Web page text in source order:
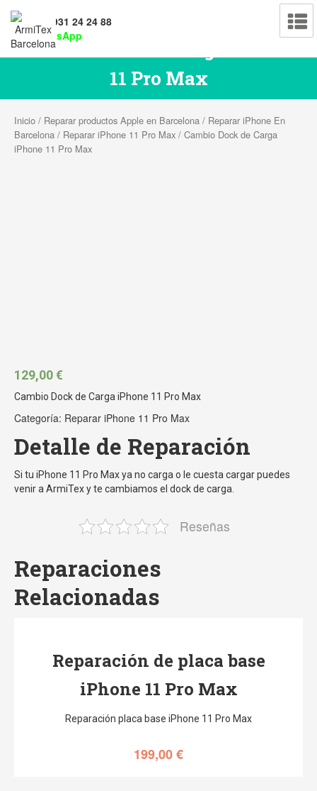
Tel: 931 24 24 88
WhatsApp
Cambio Dock de Carga iPhone
11 Pro Max
Inicio / Reparar productos Apple en Barcelona / Reparar iPhone En
Barcelona / Reparar iPhone 11 Pro Max / Cambio Dock de Carga
iPhone 11 Pro Max
129,00€
Cambio Dock de Carga iPhone 11 Pro Max
Categoría: Reparar iPhone 11 Pro Max
Detalle de Reparación
Si tu iPhone 11 Pro Max ya no carga o le cuesta cargar puedes
venir a ArmiTex y te cambiamos el dock de carga.
Reseñas
Reparaciones
Relacionadas
Reparación de placa base
iPhone 11 Pro Max
Reparación placa base iPhone 11 Pro Max
199,00€